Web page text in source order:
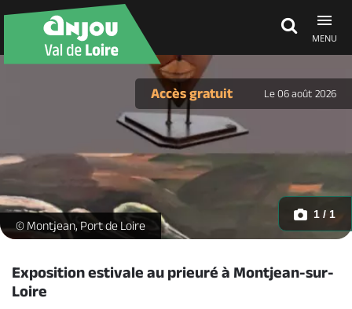
MENU
Agenda
exposition-prieuré-montjean-sur-loire -
© Montjean, Port de Loire
1 / 1
Accès gratuit Le 06 août 2026
Exposition estivale au prieuré à Montjean-sur-
Loire